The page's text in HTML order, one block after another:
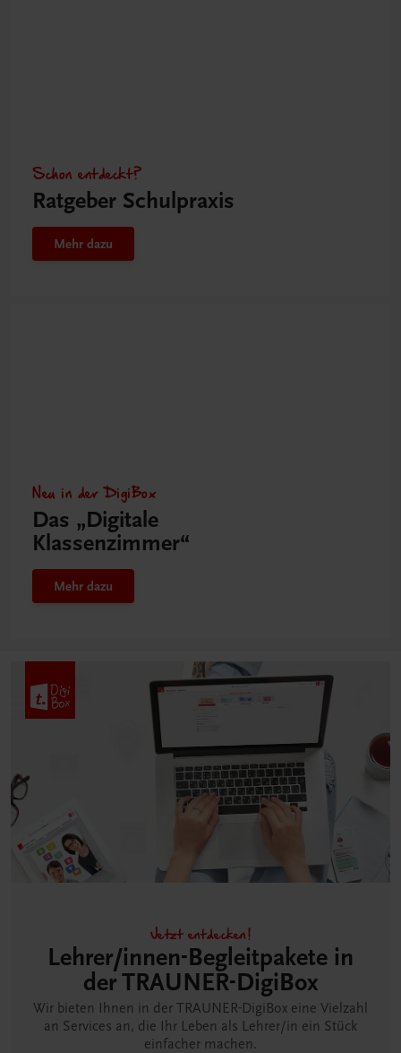
Schon entdeckt?
Ratgeber Schulpraxis
Mehr dazu
Neu in der DigiBox
Das „Digitale
Klassenzimmer“
Mehr dazu
Jetzt entdecken!
Lehrer/innen-Begleitpakete in
der TRAUNER-DigiBox
Wir bieten Ihnen in der TRAUNER-DigiBox eine Vielzahl
an Services an, die Ihr Leben als Lehrer/in ein Stück
einfacher machen.